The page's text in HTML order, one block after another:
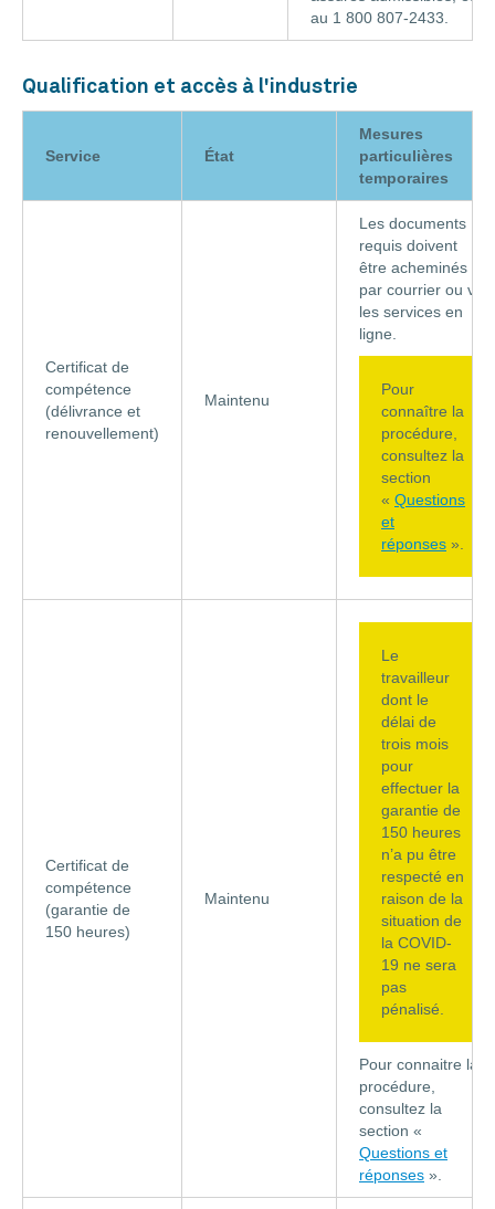
au 1 800 807-2433.
Qualification et accès à l'industrie
Service État
Mesures
particulières
temporaires
Certificat de
compétence
(délivrance et
renouvellement)
Maintenu
Les documents
requis doivent
être acheminés
par courrier ou via
les services en
ligne.
Pour
connaître la
procédure,
consultez la
section
« Questions
et
réponses ».
Certificat de
compétence
(garantie de
150 heures)
Maintenu
Le
travailleur
dont le
délai de
trois mois
pour
effectuer la
garantie de
150 heures
n’a pu être
respecté en
raison de la
situation de
la COVID-
19 ne sera
pas
pénalisé.
Pour connaitre la
procédure,
consultez la
section «
Questions et
réponses ».